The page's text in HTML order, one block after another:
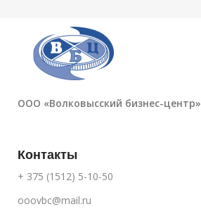
ООО «Волковысский бизнес-центр»
Контакты
+ 375 (1512) 5-10-50
ooovbc@mail.ru